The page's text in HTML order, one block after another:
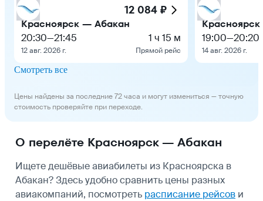
12 084 ₽
Красноярск — Абакан
20:30—21:45
12 авг. 2026 г.
1 ч 15 м
Прямой рейс
19:00—20:20
14 авг. 2026 г.
Смотреть все
Цены найдены за последние 72 часа и могут измениться — точную
стоимость проверяйте при переходе.
О перелёте Красноярск — Абакан
Ищете дешёвые авиабилеты из Красноярска в
Абакан? Здесь удобно сравнить цены разных
авиакомпаний, посмотреть расписание рейсов и